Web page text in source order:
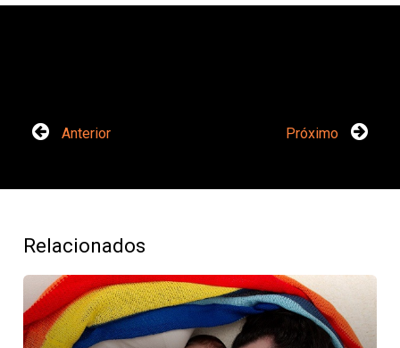
Anterior Próximo
Relacionados